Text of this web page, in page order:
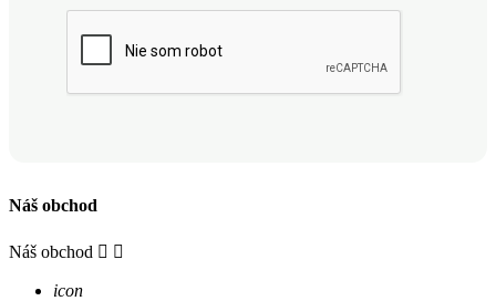
Náš obchod
Náš obchod  
icon